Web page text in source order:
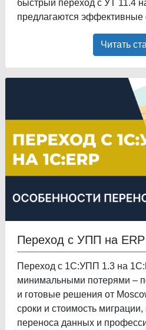
быстрый переход с УТ 11.4
предлагаются эффективные
Читать
Переход с УПП на ERP
Переход с 1С:УПП 1.3 на
минимальными потерями –
и готовые решения от
сроки и стоимость миграции,
переноса данных и